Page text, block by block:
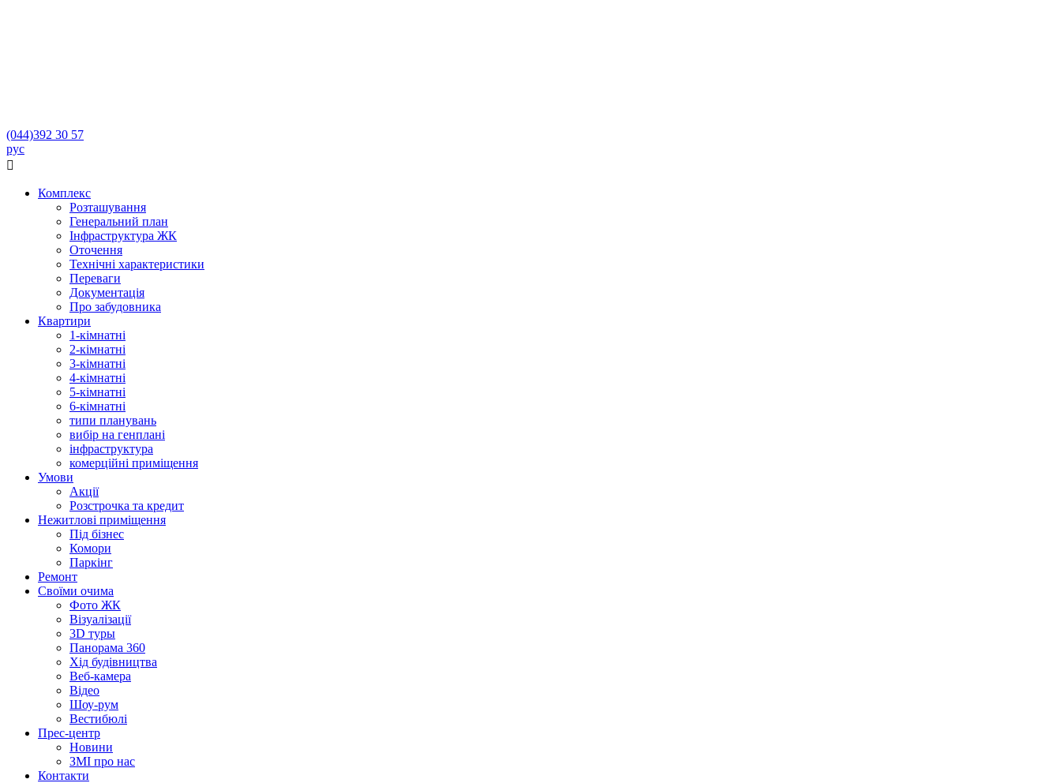
(044)392 30 57
рус

Комплекс
Розташування
Генеральний план
Інфраструктура ЖК
Оточення
Технічні характеристики
Переваги
Документація
Про забудовника
Квартири
1-кімнатні
2-кімнатні
3-кімнатні
4-кімнатні
5-кімнатні
6-кімнатні
типи планувань
вибір на генплані
інфраструктура
комерційні приміщення
Умови
Акції
Розстрочка та кредит
Нежитлові приміщення
Під бізнес
Комори
Паркінг
Ремонт
Своїми очима
Фото ЖК
Візуалізації
3D туры
Панорама 360
Хід будівництва
Веб-камера
Відео
Шоу-рум
Вестибюлі
Прес-центр
Новини
ЗМІ про нас
Контакти